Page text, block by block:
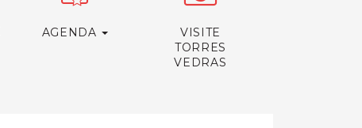
AGENDA
VISITE
TORRES
VEDRAS